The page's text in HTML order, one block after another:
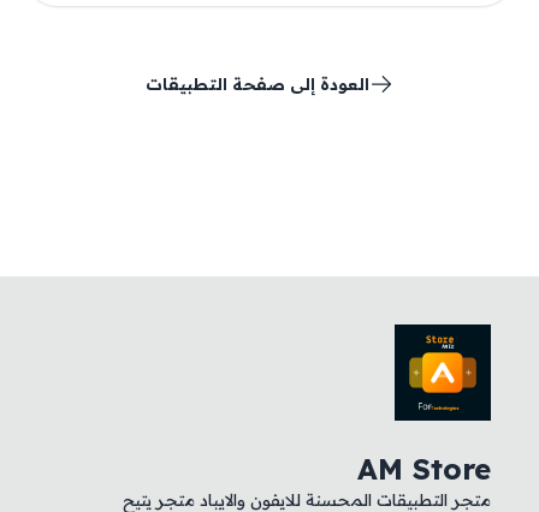
العودة إلى صفحة التطبيقات
AM Store
متجر التطبيقات المحسنة للايفون والايباد متجر يتيح